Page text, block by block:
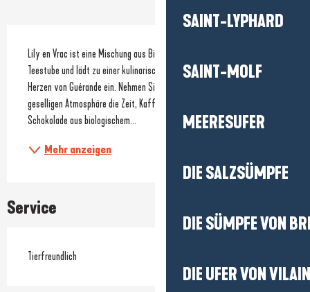
SAINT-LYPHARD
SAINT-MOLF
MEERESUFER
DIE SALZSÜMPFE
DIE SÜMPFE VON
DIE UFER VON
Beschreibung
Lily en Vrac ist eine Mischung aus Bio-Feinkostladen und gemütlicher
Teestube und lädt zu einer kulinarischen und nachhaltigen Auszeit im
Herzen von Guérande ein. Nehmen Sie sich in einer gemütlichen und
geselligen Atmosphäre die Zeit, Kaffee, Tee, Kräutertees oder heiße
Schokolade aus biologischem...
Mehr anzeigen
Service
Tierfreundlich